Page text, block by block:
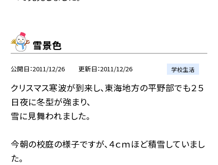
雪景色
公開日 2011/12/26 更新日 2011/12/26 学校生活
クリスマス寒波が到来し、東海地方の平野部でも２５
日夜に冬型が強まり、
雪に見舞われました。
今朝の校庭の様子ですが、４ｃｍほど積雪していまし
た。